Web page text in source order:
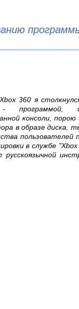
360 я
консоли, порою
в образе диска,
пользователей
в службе